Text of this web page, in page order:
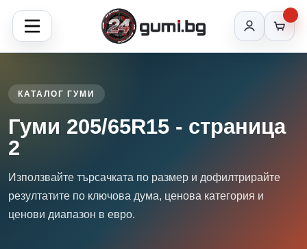
КАТАЛОГ ГУМИ
Гуми 205/65R15 - страница
2
Използвайте търсачката по размер и дофилтрирайте
резултатите по ключова дума, ценова категория и
ценови диапазон в евро.